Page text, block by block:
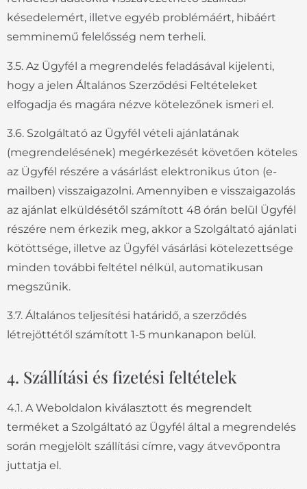
késedelemért, illetve egyéb problémáért, hibáért
semminemű felelősség nem terheli.
3.5. Az Ügyfél a megrendelés feladásával kijelenti,
hogy a jelen Általános Szerződési Feltételeket
elfogadja és magára nézve kötelezőnek ismeri el.
3.6. Szolgáltató az Ügyfél vételi ajánlatának
(megrendelésének) megérkezését követően köteles
az Ügyfél részére a vásárlást elektronikus úton (e-
mailben) visszaigazolni. Amennyiben e visszaigazolás
az ajánlat elküldésétől számított 48 órán belül Ügyfél
részére nem érkezik meg, akkor a Szolgáltató ajánlati
kötöttsége, illetve az Ügyfél vásárlási kötelezettsége
minden további feltétel nélkül, automatikusan
megszűnik.
3.7. Általános teljesítési határidő, a szerződés
létrejöttétől számított 1-5 munkanapon belül.
4. Szállítási és fizetési feltételek
4.1. A Weboldalon kiválasztott és megrendelt
terméket a Szolgáltató az Ügyfél által a megrendelés
során megjelölt szállítási címre, vagy átvevőpontra
juttatja el.